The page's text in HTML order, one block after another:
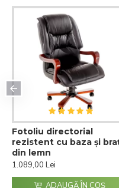
Fotoliu directorial
rezistent cu baza și
din lemn
1.089,00 Lei
ADAUGĂ ÎN COŞ